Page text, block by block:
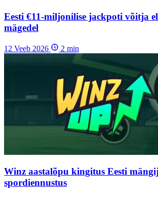
Eesti €11-miljonilise jackpoti võitja
mägedel
12 Veeb 2026 2 min
Winz aastalõpu kingitus Eesti
spordiennustus